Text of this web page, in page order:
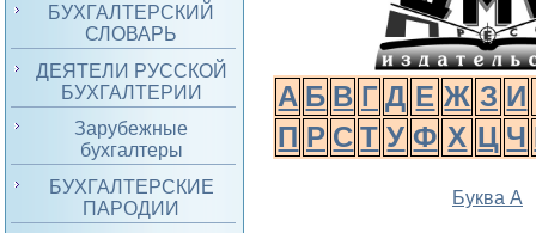
БУХГАЛТЕРСКИЙ
СЛОВАРЬ
ДЕЯТЕЛИ РУССКОЙ
БУХГАЛТЕРИИ
Зарубежные
бухгалтеры
БУХГАЛТЕРСКИЕ
ПАРОДИИ
А Б В Г Д Е Ж З И
П Р С Т У Ф Х Ц Ч
Буква А